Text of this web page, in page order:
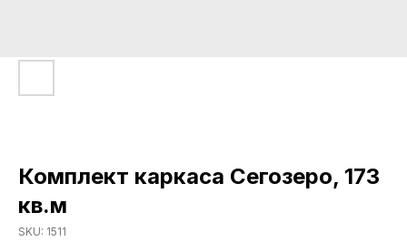
Комплект каркаса Сегозеро, 173
кв.м
SKU: 1511